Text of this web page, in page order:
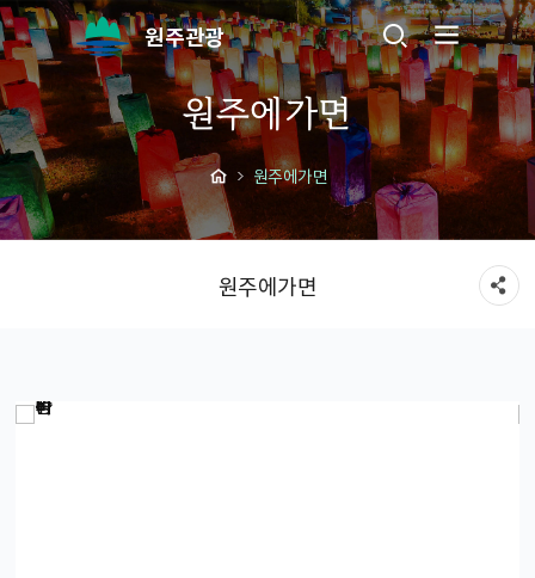
원주관광
원주에가면
원주에가면
원주에가면